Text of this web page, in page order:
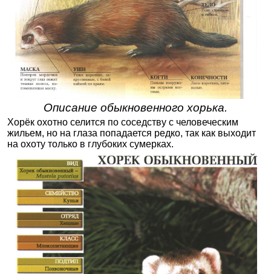
Описание обыкновенного хорька.
Хорёк охотно селится по соседству с человеческим
жильем, но на глаза попадается редко, так как выходит
на охоту только в глубоких сумерках.